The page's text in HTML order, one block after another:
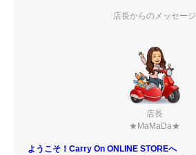
店長からのメッセージ
店長
★MaMaDa★
ようこそ！Carry On ONLINE STOREへ